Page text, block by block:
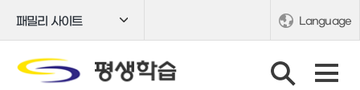
패밀리 사이트 Language